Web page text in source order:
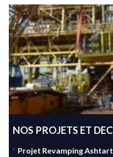
NOS PROJETS ET
Projet Revamping Ashtart